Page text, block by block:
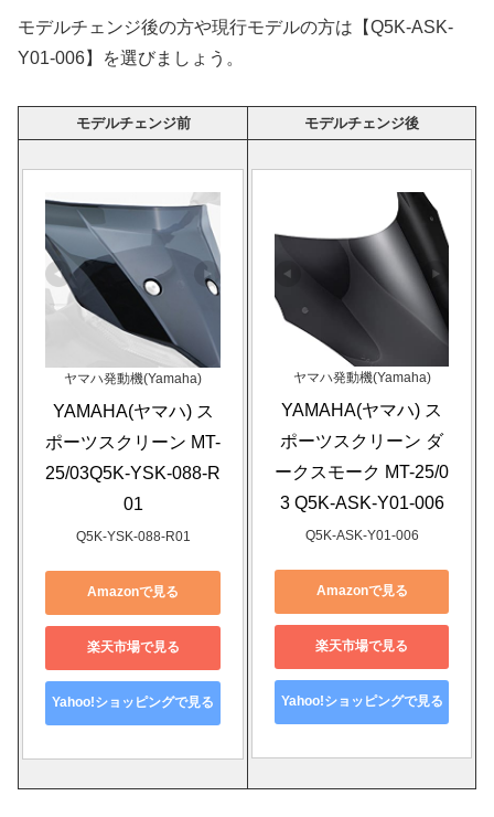
モデルチェンジ後の方や現行モデルの方は【Q5K-ASK-
Y01-006】を選びましょう。
モデルチェンジ前 モデルチェンジ後
ヤマハ発動機(Yamaha)
YAMAHA(ヤマハ) ス
ポーツスクリーン MT-
25/03Q5K-YSK-088-R
01
Q5K-YSK-088-R01
Amazonで見る
楽天市場で見る
Yahoo!ショッピングで見る
ヤマハ発動機(Yamaha)
YAMAHA(ヤマハ) ス
ポーツスクリーン ダ
ークスモーク MT-25/0
3 Q5K-ASK-Y01-006
Q5K-ASK-Y01-006
Amazonで見る
楽天市場で見る
Yahoo!ショッピングで見る